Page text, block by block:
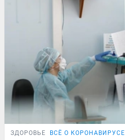
ЗДОРОВЬЕ ВСЁ О КОРОНАВИРУСЕ